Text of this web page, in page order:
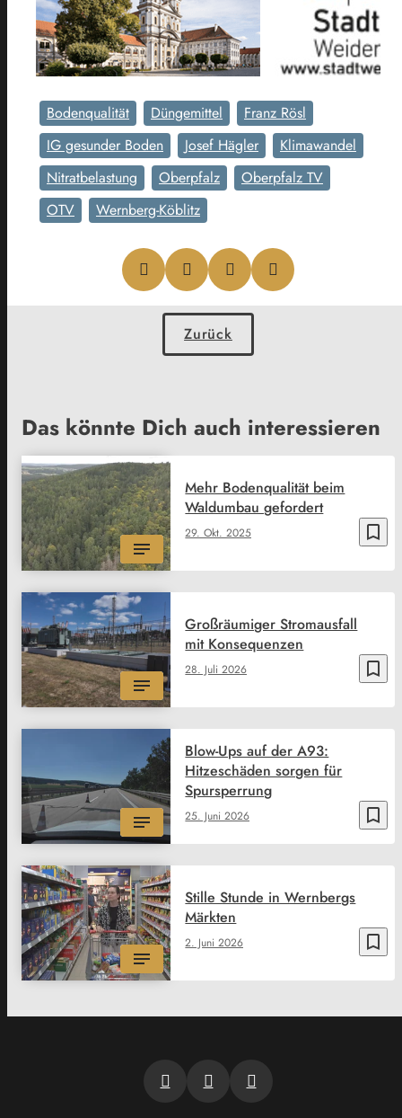
Bodenqualität Düngemittel
Franz Rösl
IG gesunder Boden
Josef Hägler
Klimawandel
Nitratbelastung
Oberpfalz
Oberpfalz TV
OTV
Wernberg-Köblitz
Zurück
Das könnte Dich auch interessieren
bookmark_border
29. Okt. 2025
Mehr Bodenqualität beim
Waldumbau gefordert
bookmark_border
28. Juli 2026
Großräumiger Stromausfall
mit Konsequenzen
bookmark_border
25. Juni 2026
Blow-Ups auf der A93:
Hitzeschäden sorgen für
Spursperrung
bookmark_border
2. Juni 2026
Stille Stunde in Wernbergs
Märkten